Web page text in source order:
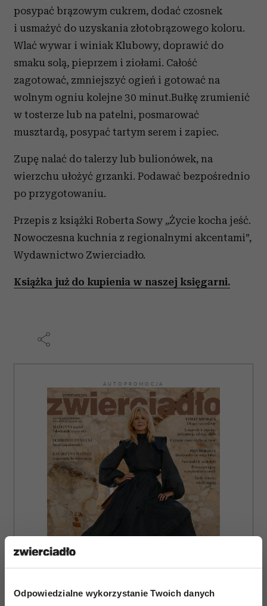
Odpowiedzialne wykorzystanie Twoich danych
posypać brązowym cukrem, dodać czosnek
i usmażyć do uzyskania złotobrązowego koloru.
Wlać wywar i winiak Klubowy, doprawić do
smaku solą, pieprzem i ziołami. Całość
zagotować, zmniejszyć ogień i gotować na
wolnym ogniu kolejne 30 minut.Bułkę zrumienić
w tosterze lub na patelni, posmarować
musztardą, posypać tartym serem i zapiec.
Zupę nalać do talerzy lub bulionówek, na
wierzchu ułożyć grzanki. Podawać bezpośrednio
po przygotowaniu.
Przepis z książki Roberta Sowy „Życie kocha jeść.
Nowoczesna kuchnia z regionalnymi akcentami”,
Wydawnictwo Zwierciadło.
Książka już do kupienia w naszej księgarni.
AUTOPROMOCJA